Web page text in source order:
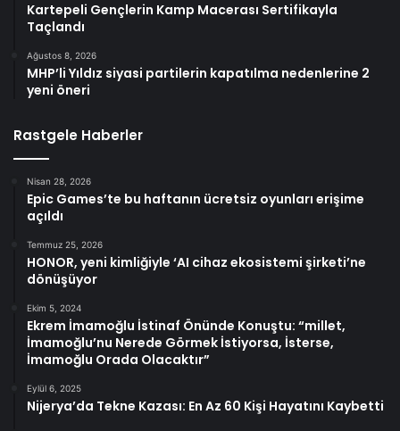
Kartepeli Gençlerin Kamp Macerası Sertifikayla
Taçlandı
Ağustos 8, 2026
MHP’li Yıldız siyasi partilerin kapatılma nedenlerine 2
yeni öneri
Rastgele Haberler
Nisan 28, 2026
Epic Games’te bu haftanın ücretsiz oyunları erişime
açıldı
Temmuz 25, 2026
HONOR, yeni kimliğiyle ‘AI cihaz ekosistemi şirketi’ne
dönüşüyor
Ekim 5, 2024
Ekrem İmamoğlu İstinaf Önünde Konuştu: “millet,
İmamoğlu’nu Nerede Görmek İstiyorsa, İsterse,
İmamoğlu Orada Olacaktır”
Eylül 6, 2025
Nijerya’da Tekne Kazası: En Az 60 Kişi Hayatını Kaybetti